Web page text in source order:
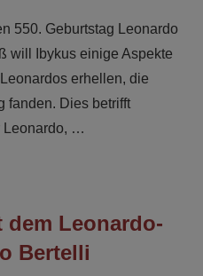
550. Geburtstag Leonardo
will Ibykus einige Aspekte
erhellen, die
fanden. Dies betrifft
Leonardo, …
dem Leonardo-
Bertelli